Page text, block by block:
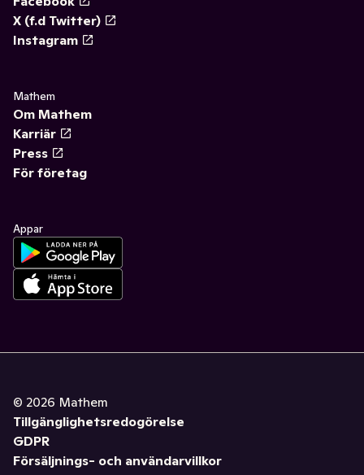
X (f.d Twitter)
Instagram
Mathem
Om Mathem
Karriär
Press
För företag
Appar
© 2026 Mathem
Tillgänglighetsredogörelse
GDPR
Försäljnings- och användarvillkor